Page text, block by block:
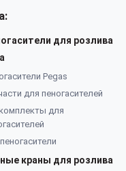
для розлива
Pegas
для пеногасителей
для
краны для розлива